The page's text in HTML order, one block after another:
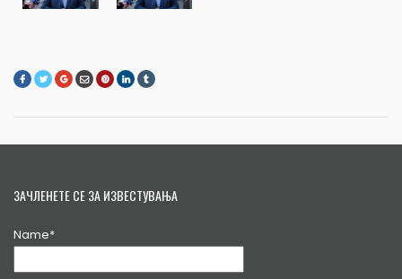
ЗАЧЛЕНЕТЕ СЕ ЗА ИЗВЕСТУВАЊА
Name*